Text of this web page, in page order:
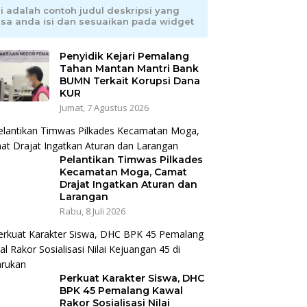
adalah contoh judul deskripsi yang
anda isi dan sesuaikan pada widget
Penyidik Kejari Pemalang
Tahan Mantan Mantri Bank
BUMN Terkait Korupsi Dana
KUR
Jumat, 7 Agustus 2026
Pelantikan Timwas Pilkades
Kecamatan Moga, Camat
Drajat Ingatkan Aturan dan
Larangan
Rabu, 8 Juli 2026
Perkuat Karakter Siswa, DHC
BPK 45 Pemalang Kawal
Rakor Sosialisasi Nilai